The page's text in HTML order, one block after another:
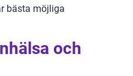
bästa möjliga
och